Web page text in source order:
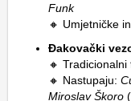
Funk
🔸 Umjetničke
Đakovački
🔸
🔸 Nastupaju:
Miroslav Škoro